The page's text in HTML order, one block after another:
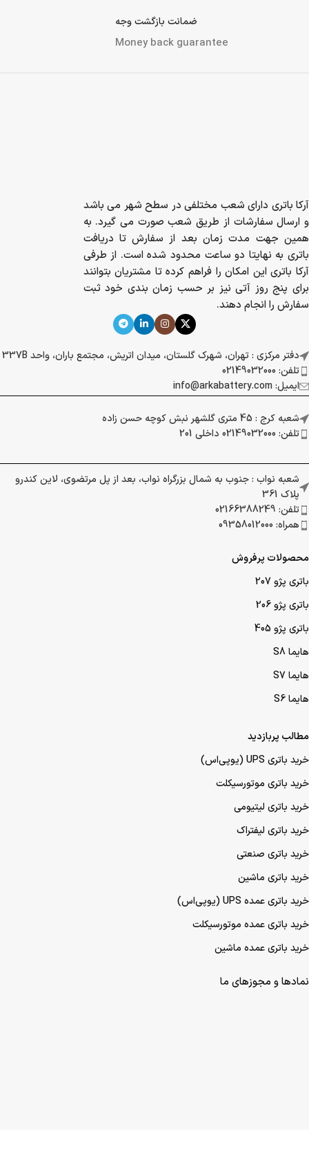
ضمانت بازگشت وجه
Money back guarantee
آرکا باتری دارای شعب مختلفی در سطح شهر می باشد
و ارسال سفارشات از طریق شعب صورت می گیرد. به
همین جهت مدت زمان بعد از سفارش تا دریافت
باتری به نهایتا دو ساعت محدود شده است. از طرفی
آرکا باتری این امکان را فراهم کرده تا مشتریان بتوانند
برای پنج روز آتی نیز بر حسب زمان بندی خود ثبت
سفارش را انجام دهند.
دفتر مرکزی : تهران، شهرک گلستان، میدان اتریش، مجتمع باران، واحد 337B
تلفن: 02149032000
ایمیل: info@arkabattery.com
شعبه کرج : 45 متری گلشهر نبش کوچه حسن زاده
تلفن: 02149032000 داخلی 201
شعبه نواب : جنوب به شمال بزرگراه نواب، بعد از پل مرتضوی، لاین کندرو
پلاک 361
تلفن: 02166388249
همراه: 09358012000
محصولات پرفروش
باتری پژو 207
باتری پژو 206
باتری پژو 405
هایما S8
هایما S7
هایما S6
مطالب پربازدید
خرید باتری UPS (یو‌پی‌اس)
خرید باتری موتورسیکلت
خرید باتری لیتیومی
خرید باتری لیفتراک
خرید باتری صنعتی
خرید باتری ماشین
خرید باتری عمده UPS (یو‌پی‌اس)
خرید باتری عمده موتورسیکلت
خرید باتری عمده ماشین
نمادها و مجوزهای ما